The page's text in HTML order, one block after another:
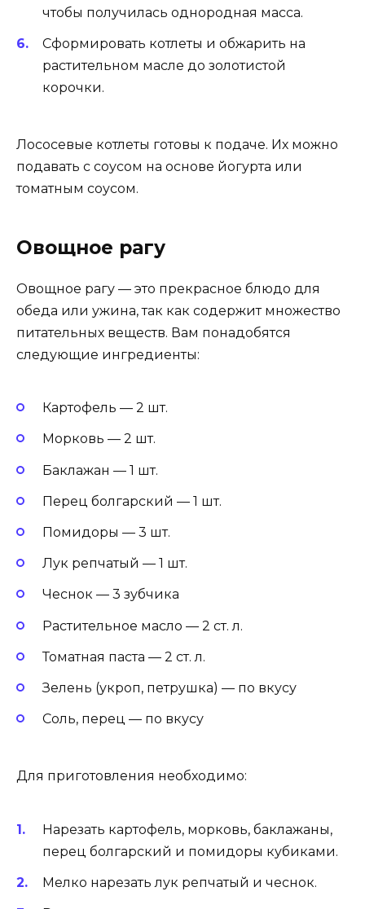
чтобы получилась однородная масса.
Сформировать котлеты и обжарить на
растительном масле до золотистой
корочки.
Лососевые котлеты готовы к подаче. Их можно
подавать с соусом на основе йогурта или
томатным соусом.
Овощное рагу
Овощное рагу — это прекрасное блюдо для
обеда или ужина, так как содержит множество
питательных веществ. Вам понадобятся
следующие ингредиенты:
Картофель — 2 шт.
Морковь — 2 шт.
Баклажан — 1 шт.
Перец болгарский — 1 шт.
Помидоры — 3 шт.
Лук репчатый — 1 шт.
Чеснок — 3 зубчика
Растительное масло — 2 ст. л.
Томатная паста — 2 ст. л.
Зелень (укроп, петрушка) — по вкусу
Соль, перец — по вкусу
Для приготовления необходимо:
Нарезать картофель, морковь, баклажаны,
перец болгарский и помидоры кубиками.
Мелко нарезать лук репчатый и чеснок.